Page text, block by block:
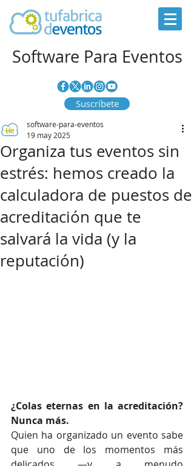
Software Para Eventos
Suscríbete
Organiza tus eventos sin
estrés: hemos creado la
calculadora de puestos de
acreditación que te
salvará la vida (y la
reputación)
software-para-eventos
19 may 2025
¿Colas eternas en la acreditación?
Nunca más.
Quien ha organizado un evento sabe
que uno de los momentos más